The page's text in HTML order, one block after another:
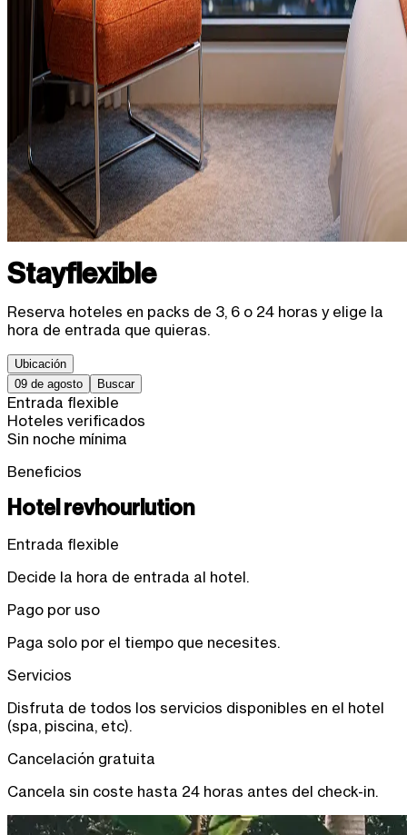
Stayflexible
Reserva hoteles en packs de 3, 6 o 24 horas y elige la
hora de entrada que quieras.
Ubicación
09 de agosto
Buscar
Entrada flexible
Hoteles verificados
Sin noche mínima
Beneficios
Hotel revhourlution
Entrada flexible
Decide la hora de entrada al hotel.
Pago por uso
Paga solo por el tiempo que necesites.
Servicios
Disfruta de todos los servicios disponibles en el hotel
(spa, piscina, etc).
Cancelación gratuita
Cancela sin coste hasta 24 horas antes del check-in.